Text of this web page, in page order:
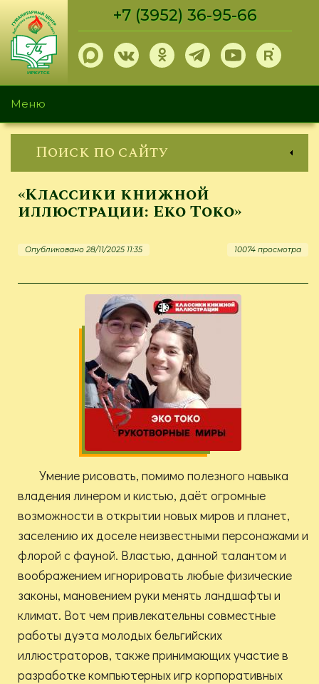
Перейти
основному
содержанию
+7 (3952) 36-95-66
Меню
Поиск по сайту
«Классики книжной
иллюстрации: Еко Токо»
Опубликовано 28/11/2025 11:35 10074 просмотра
Умение рисовать, помимо полезного навыка
владения линером и кистью, даёт огромные
возможности в открытии новых миров и планет,
заселению их доселе неизвестными персонажами и
флорой с фауной. Властью, данной талантом и
воображением игнорировать любые физические
законы, мановением руки менять ландшафты и
климат. Вот чем привлекательны совместные
работы дуэта молодых бельгийских
иллюстраторов, также принимающих участие в
разработке компьютерных игр корпоративных